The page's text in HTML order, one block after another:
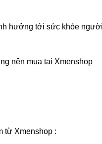
hưởng tới sức khỏe
nên mua tại Xmenshop
từ Xmenshop :